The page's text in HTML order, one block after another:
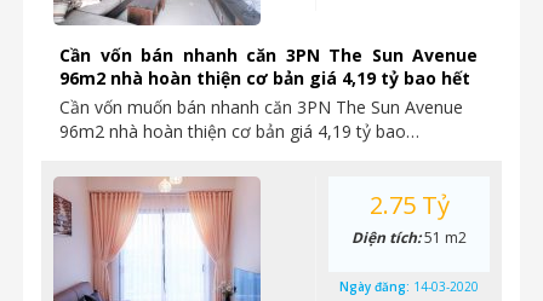
Cần vốn bán nhanh căn 3PN The Sun Avenue
96m2 nhà hoàn thiện cơ bản giá 4,19 tỷ bao hết
Cần vốn muốn bán nhanh căn 3PN The Sun Avenue
96m2 nhà hoàn thiện cơ bản giá 4,19 tỷ bao…
2.75 Tỷ
Diện tích:51 m2
Ngày đăng: 14-03-2020